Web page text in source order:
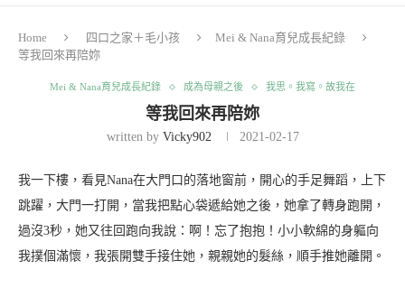
Home 四口之家＋毛小孩
Mei & Nana育兒成長紀錄
等我回來再陪妳
Mei & Nana育兒成長紀錄 成為母親之後 我思。我寫。故我在
等我回來再陪妳
written by Vicky902 2021-02-17
我一下樓，看見Nana在大門口的落地窗前，開心的手足舞蹈，上下
跳躍，大門一打開，當我把點心袋遞給她之後，她拿了轉身跑開，
過沒3秒，她又往回跑向我說：啊！忘了抱抱！小小軟綿的身軀向
我撲個滿懷，我張開雙手接住她，親親她的髮絲，順手推她離開。